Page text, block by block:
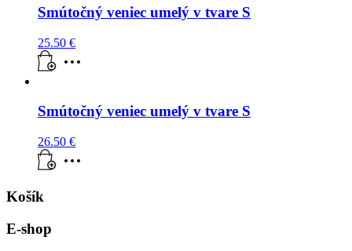
Smútočný veniec umelý v tvare S
25.50 €
Smútočný veniec umelý v tvare S
26.50 €
Košík
E-shop